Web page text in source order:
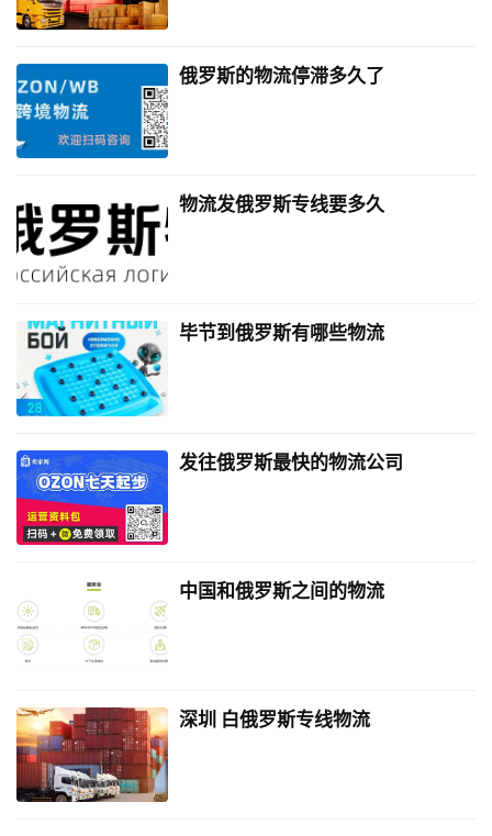
俄罗斯的物流停滞多久了
物流发俄罗斯专线要多久
毕节到俄罗斯有哪些物流
发往俄罗斯最快的物流公司
中国和俄罗斯之间的物流
深圳 白俄罗斯专线物流